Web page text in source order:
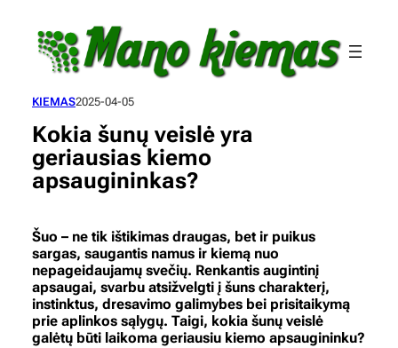
turinio
KIEMAS2025-04-05
Kokia šunų veislė yra
geriausias kiemo
apsaugininkas?
Šuo – ne tik ištikimas draugas, bet ir puikus
sargas, saugantis namus ir kiemą nuo
nepageidaujamų svečių. Renkantis augintinį
apsaugai, svarbu atsižvelgti į šuns charakterį,
instinktus, dresavimo galimybes bei prisitaikymą
prie aplinkos sąlygų. Taigi, kokia šunų veislė
galėtų būti laikoma geriausiu kiemo apsaugininku?